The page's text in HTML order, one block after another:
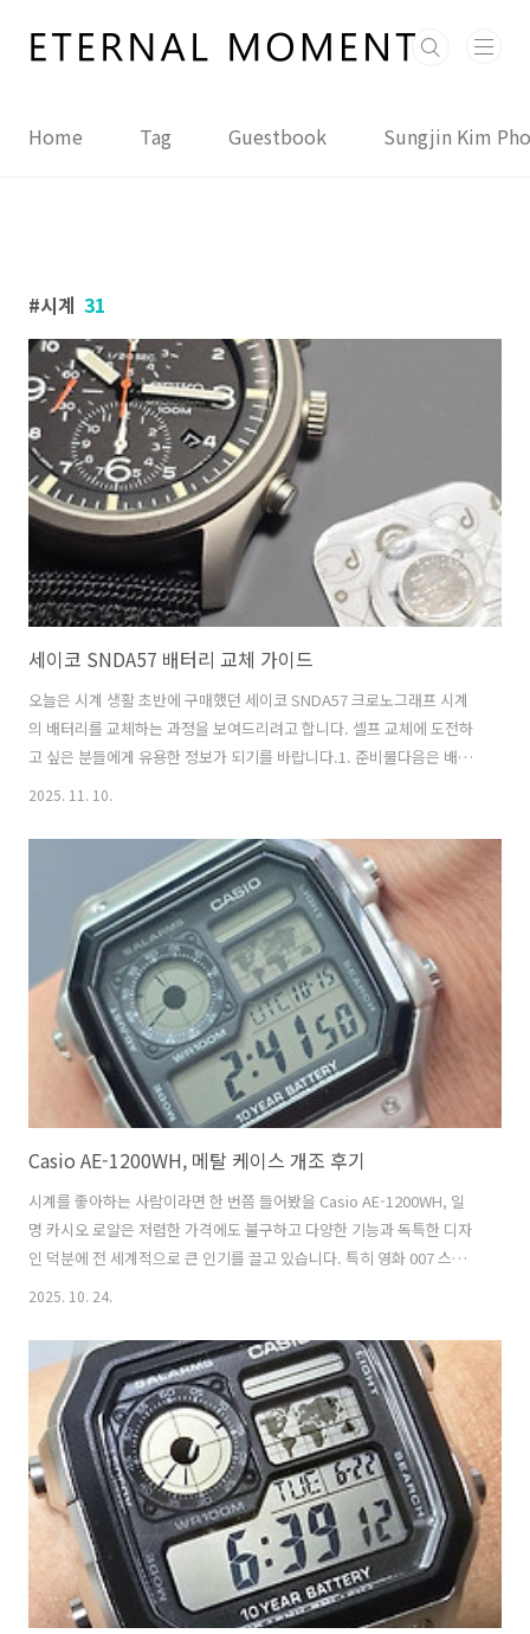
Home Tag Guestbook Sungjin Kim
시계 31
세이코 SNDA57 배터리 교체 가이드
오늘은 시계 생활 초반에 구매했던 세이코 SNDA57 크로노그래프 시계
의 배터리를 교체하는 과정을 보여드리려고 합니다. 셀프 교체에 도전하
고 싶은 분들에게 유용한 정보가 되기를 바랍니다.1. 준비물다음은 배터
리 교체에 필요한 준비물입니다. 시계 종류에 따라 배터리 모델도 달라지
합니다.세이코 SNDA57 시계새 배터리 (RENATA 395 SR927SW)시계
백 케이스 오프너작은 십자드라이버 또는 핀셋 (선택 사항)먼지 제거용
에어 블로어 (선택 사항)개스킷 구리스(선택 사항) 2. 백 케이스 열기가장
먼저 시계의 백 케이스를 열어야 합니다. 시계 백 케이스 오프너를 사용
하여 조심스럽게 케이스를 엽니다. 백 케이스를 열면 시계의 무브먼..
2025. 11. 10.
Casio AE-1200WH, 메탈 케이스 개조 후기
시계를 좋아하는 사람이라면 한 번쯤 들어봤을 Casio AE-1200WH, 일
명 카시오 로얄은 저렴한 가격에도 불구하고 다양한 기능과 독특한 디자
인 덕분에 전 세계적으로 큰 인기를 끌고 있습니다. 특히 영화 007 스카
이폴에서 제임스 본드가 착용한 시계와 비슷하다는 이유로 애칭이 붙었
어, 내구성이나 고급스러움 면에서는 아쉬움이 남습니다. 그래서 많은 시
계 애호가들이 이 모델을 금속 케이스와 메탈 브레이슬릿으로 개조해, 마
치 전혀 다른 고급 시계처럼 변신시키곤 합니다. 저 역시 이 매력에 빠져
직접 개조에 도전했습니다. 단순히 시계를 바꾸는 것이 아니라, 제 손으
로 새로운 가치를 만들어내는 과정이기도 했습니다. 이 글에서는 제가 실
제로 진..
2025. 10. 24.